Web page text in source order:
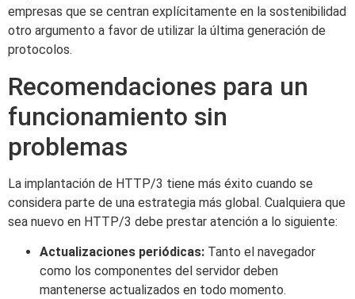
empresas que se centran explícitamente en la sostenibilidad
otro argumento a favor de utilizar la última generación de
protocolos.
Recomendaciones para un
funcionamiento sin
problemas
La implantación de HTTP/3 tiene más éxito cuando se
considera parte de una estrategia más global. Cualquiera que
sea nuevo en HTTP/3 debe prestar atención a lo siguiente:
Actualizaciones periódicas: Tanto el navegador
como los componentes del servidor deben
mantenerse actualizados en todo momento.